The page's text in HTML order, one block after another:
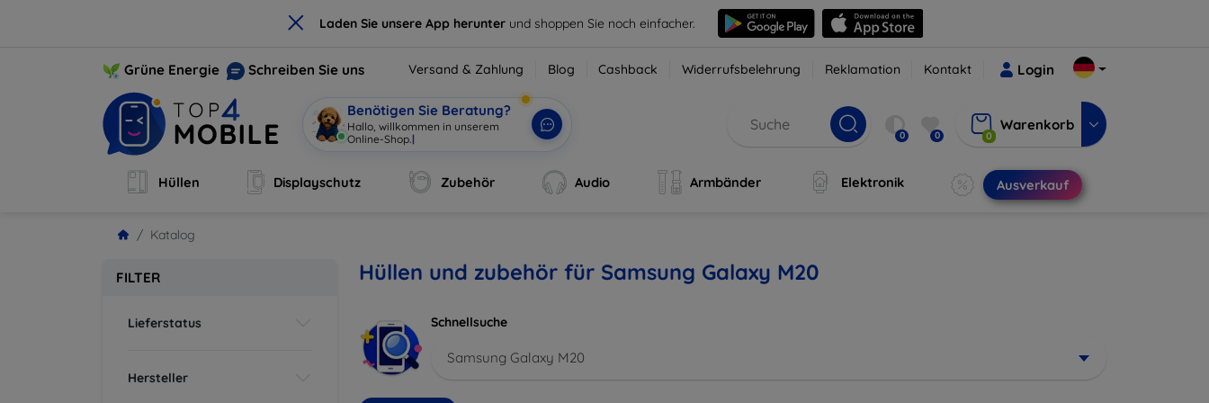
× Laden Sie unsere App herunter und shoppen Sie noch einfacher.
Grüne Energie Schreiben Sie uns Versand & Zahlung Blog Cashback Widerrufsbelehrung Reklamation Kontakt Login
Benötigen Sie Beratung?
Hallo, willkommen in unserem
Onl| 0 0 0
Warenkorb
Hüllen Displayschutz Zubehör Audio Armbänder Elektronik Ausverkauf
Katalog
FILTER
Lieferstatus
Hersteller
Hüllen und zubehör für Samsung Galaxy M20
Schnellsuche
Samsung Galaxy M20